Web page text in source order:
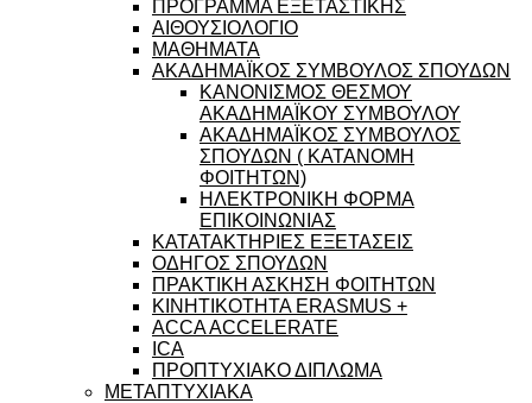
ΠΡΟΓΡΑΜΜΑ ΕΞΕΤΑΣΤΙΚΗΣ
ΑΙΘΟΥΣΙΟΛΟΓΙΟ
ΜΑΘΗΜΑΤΑ
ΑΚΑΔΗΜΑΪΚΟΣ ΣΥΜΒΟΥΛΟΣ ΣΠΟΥΔΩΝ
ΚΑΝΟΝΙΣΜΟΣ ΘΕΣΜΟΥ
ΑΚΑΔΗΜΑΪΚΟΥ ΣΥΜΒΟΥΛΟΥ
ΑΚΑΔΗΜΑΪΚΟΣ ΣΥΜΒΟΥΛΟΣ
ΣΠΟΥΔΩΝ ( ΚΑΤΑΝΟΜΗ
ΦΟΙΤΗΤΩΝ)
ΗΛΕΚΤΡΟΝΙΚΗ ΦΟΡΜΑ
ΕΠΙΚΟΙΝΩΝΙΑΣ
ΚΑΤΑΤΑΚΤΗΡΙΕΣ ΕΞΕΤΑΣΕΙΣ
ΟΔΗΓΟΣ ΣΠΟΥΔΩΝ
ΠΡΑΚΤΙΚΗ ΑΣΚΗΣΗ ΦΟΙΤΗΤΩΝ
ΚΙΝΗΤΙΚΟΤΗΤΑ ERASMUS +
ACCA ACCELERATE
ICA
ΠΡΟΠΤΥΧΙΑΚΟ ΔΙΠΛΩΜΑ
ΜΕΤΑΠΤΥΧΙΑΚΑ